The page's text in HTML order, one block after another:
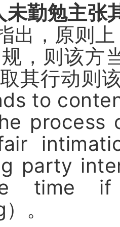
未勤勉主张
出，原则
，则该方
其行动则
to
process
party
time
）。